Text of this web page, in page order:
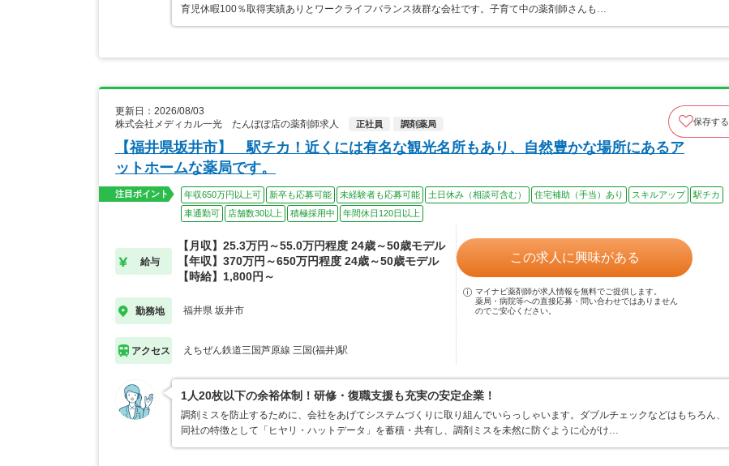
育児休暇100％取得実績ありとワークライフバランス抜群な会社です。子育て中の薬剤師さんも…
更新日：2026/08/03
株式会社メディカル一光 たんぽぽ店の薬剤師求人
正社員 調剤薬局 保存する
【福井県坂井市】 駅チカ！近くには有名な観光名所もあり、自然豊かな場所にあるア
ットホームな薬局です。
注目ポイント 年収650万円以上可 新卒も応募可能 未経験者も応募可能 土日休み（相談可含む） 住宅補助（手当）あり スキルアップ
駅チカ
車通勤可
店舗数30以上 積極採用中 年間休日120日以上
給与
【月収】25.3万円～55.0万円程度 24歳～50歳モデル
【年収】370万円～650万円程度 24歳～50歳モデル
【時給】1,800円～
勤務地 福井県 坂井市
アクセス えちぜん鉄道三国芦原線 三国(福井)駅
この求人に興味がある
マイナビ薬剤師が求人情報を無料でご提供します。
薬局・病院等への直接応募・問い合わせではありません
のでご安心ください。
1人20枚以下の余裕体制！研修・復職支援も充実の安定企業！
調剤ミスを防止するために、会社をあげてシステムづくりに取り組んでいらっしゃいます。ダブルチェックなどはもちろん、
同社の特徴として「ヒヤリ・ハットデータ」を蓄積・共有し、調剤ミスを未然に防ぐように心がけ…